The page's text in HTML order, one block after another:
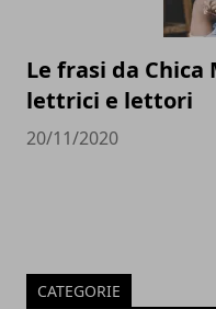
Le frasi da
lettrici e lettori
20/11/2020
CATEGORIE